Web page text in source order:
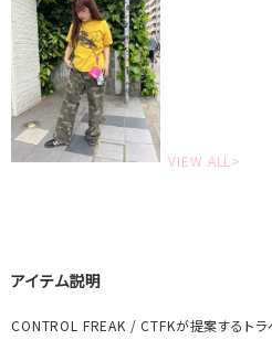
VIEW ALL>
アイテム説明
CONTROL FREAK / CTFKが提案するトラ